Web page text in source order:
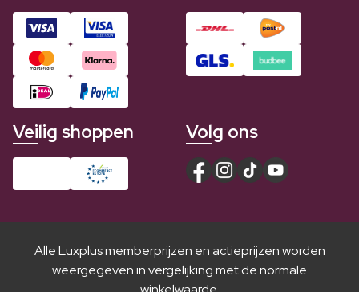
Veilig shoppen Volg ons
Alle Luxplus memberprijzen en actieprijzen worden
weergegeven in vergelijking met de normale